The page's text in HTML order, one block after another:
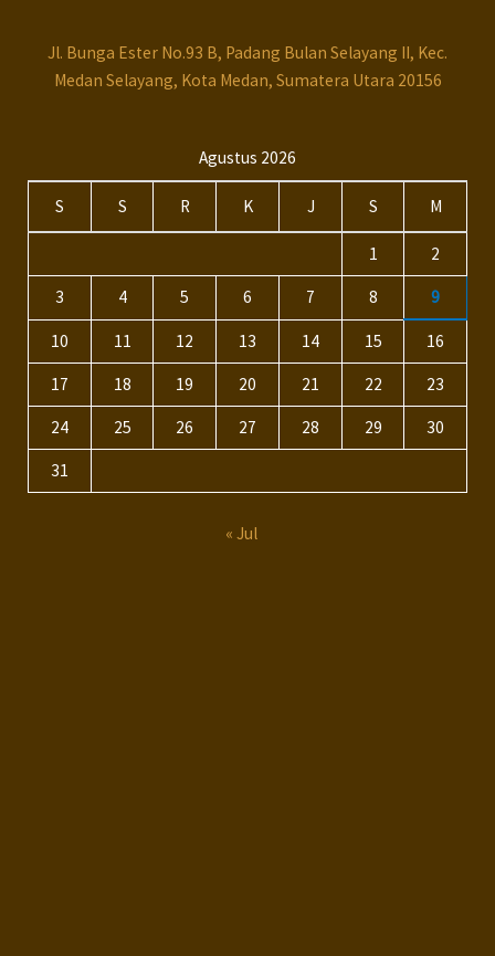
Jl. Bunga Ester No.93 B, Padang Bulan Selayang II, Kec.
Medan Selayang, Kota Medan, Sumatera Utara 20156
Agustus 2026
S S R K J S M
1 2
3 4 5 6 7 8 9
10 11 12 13 14 15 16
17 18 19 20 21 22 23
24 25 26 27 28 29 30
31
« Jul